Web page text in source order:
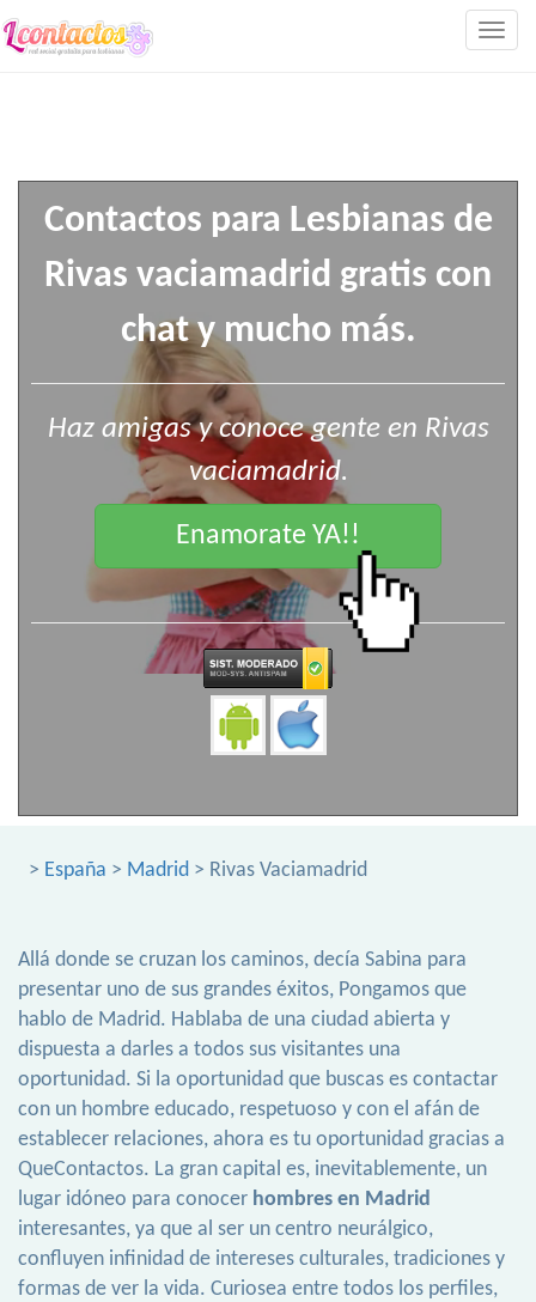
Contactos para Lesbianas de
Rivas vaciamadrid gratis con
chat y mucho más.
Haz amigas y conoce gente en Rivas
vaciamadrid.
Enamorate YA!!
> España > Madrid > Rivas Vaciamadrid
Allá donde se cruzan los caminos, decía Sabina para
presentar uno de sus grandes éxitos, Pongamos que
hablo de Madrid. Hablaba de una ciudad abierta y
dispuesta a darles a todos sus visitantes una
oportunidad. Si la oportunidad que buscas es contactar
con un hombre educado, respetuoso y con el afán de
establecer relaciones, ahora es tu oportunidad gracias a
QueContactos. La gran capital es, inevitablemente, un
lugar idóneo para conocer hombres en Madrid
interesantes, ya que al ser un centro neurálgico,
confluyen infinidad de intereses culturales, tradiciones y
formas de ver la vida. Curiosea entre todos los perfiles,